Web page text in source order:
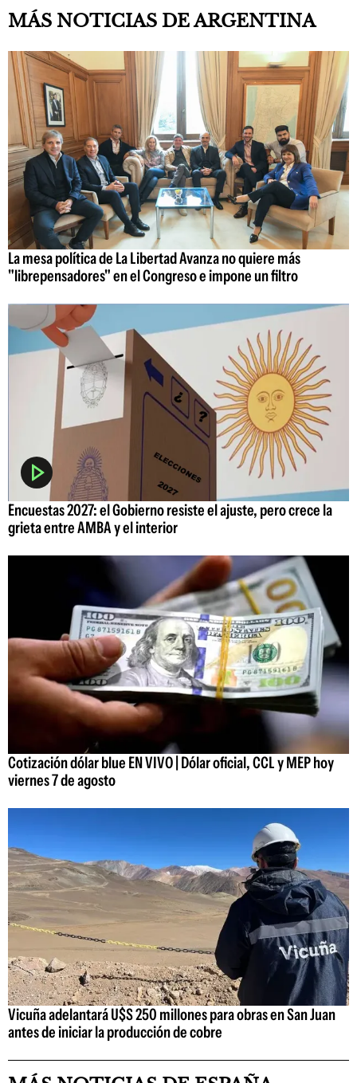
MÁS NOTICIAS DE ARGENTINA
La mesa política de La Libertad Avanza no quiere más
"librepensadores" en el Congreso e impone un filtro
Encuestas 2027: el Gobierno resiste el ajuste, pero crece la
grieta entre AMBA y el interior
Cotización dólar blue EN VIVO | Dólar oficial, CCL y MEP hoy
viernes 7 de agosto
Vicuña adelantará U$S 250 millones para obras en San Juan
antes de iniciar la producción de cobre